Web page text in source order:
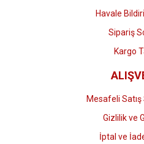
Havale
Sipariş
Kargo
Mesafeli
Gizlilik ve
İptal ve